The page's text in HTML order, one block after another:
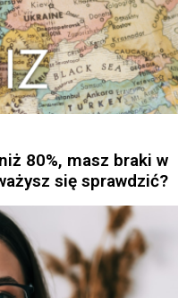
80%, masz braki w
się sprawdzić?